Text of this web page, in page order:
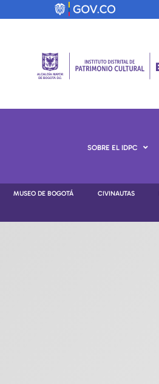
SOBRE EL IDPC
MUSEO DE BOGOTÁ CIVINAUTAS